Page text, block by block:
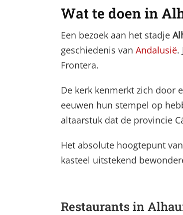
Wat te doen in
Een bezoek aan het stadje
geschiedenis van Andalusië.
Frontera.
De kerk kenmerkt zich door
eeuwen hun stempel op
altaarstuk dat de provincie
Het absolute hoogtepunt
kasteel uitstekend
Restaurants in